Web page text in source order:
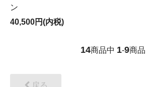
ン
40,500円(内税)
14商品中 1-9商品
戻る